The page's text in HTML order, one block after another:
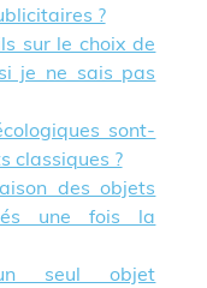
?
sur le choix de
je ne sais pas
sont-
classiques ?
des objets
une fois la
seul objet